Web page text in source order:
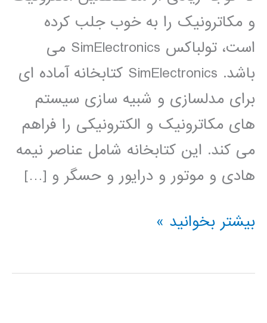
و مکاترونیک را به خوب جلب کرده
است، تولباکس SimElectronics می
باشد. SimElectronics کتابخانه آماده ای
برای مدلسازی و شبیه سازی سیستم
های مکاترونیک و الکترونیکی را فراهم
می کند. این کتابخانه شامل عناصر نیمه
هادی و موتور و درایور و حسگر و […]
فیلم
simElectronics
بیشتر بخوانید »